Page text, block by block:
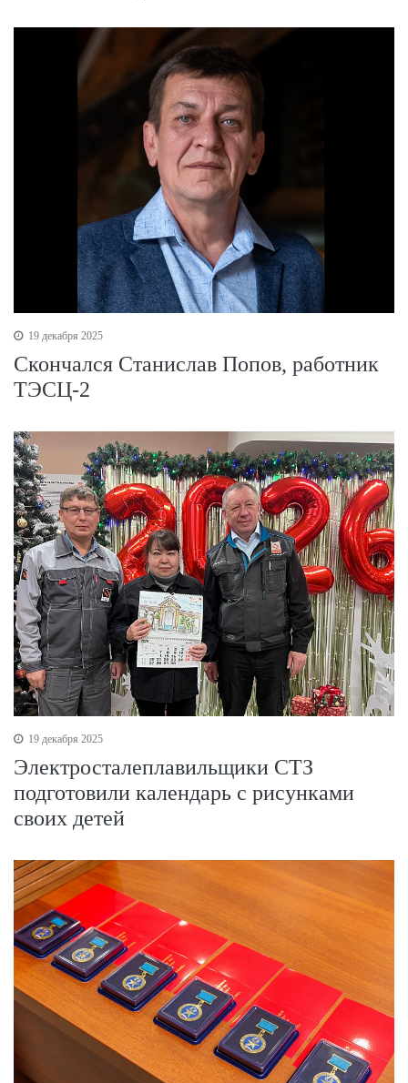
19 декабря 2025
Скончался Станислав Попов, работник
ТЭСЦ-2
19 декабря 2025
Электросталеплавильщики СТЗ
подготовили календарь с рисунками
своих детей